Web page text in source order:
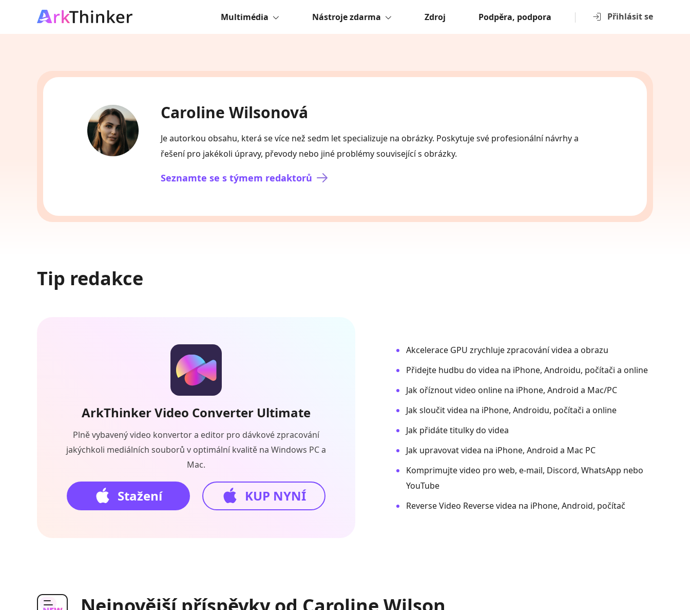
Přihlásit se
Multimédia Nástroje zdarma Zdroj Podpěra, podpora
Caroline Wilsonová
Je autorkou obsahu, která se více než sedm let specializuje na obrázky. Poskytuje své profesionální návrhy a
řešení pro jakékoli úpravy, převody nebo jiné problémy související s obrázky.
Seznamte se s týmem redaktorů
Tip redakce
ArkThinker Video Converter Ultimate
Plně vybavený video konvertor a editor pro dávkové zpracování
jakýchkoli mediálních souborů v optimální kvalitě na Windows PC a
Mac.
Stažení KUP NYNÍ
Akcelerace GPU zrychluje zpracování videa a obrazu
Přidejte hudbu do videa na iPhone, Androidu, počítači a online
Jak oříznout video online na iPhone, Android a Mac/PC
Jak sloučit videa na iPhone, Androidu, počítači a online
Jak přidáte titulky do videa
Jak upravovat videa na iPhone, Android a Mac PC
Komprimujte video pro web, e-mail, Discord, WhatsApp nebo
YouTube
Reverse Video Reverse videa na iPhone, Android, počítač